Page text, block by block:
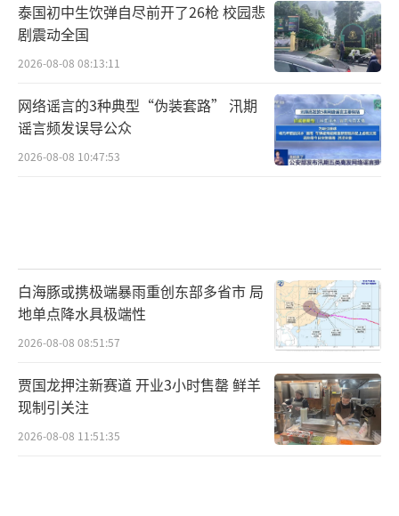
泰国初中生饮弹自尽前开了26枪 校园悲
剧震动全国
2026-08-08 08:13:11
网络谣言的3种典型“伪装套路” 汛期
谣言频发误导公众
2026-08-08 10:47:53
白海豚或携极端暴雨重创东部多省市 局
地单点降水具极端性
2026-08-08 08:51:57
贾国龙押注新赛道 开业3小时售罄 鲜羊
现制引关注
2026-08-08 11:51:35